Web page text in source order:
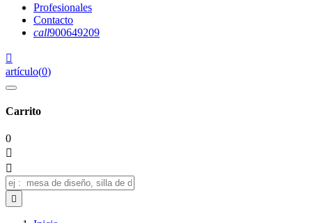
Profesionales
Contacto
call900649209

artículo(0)
Carrito
0


